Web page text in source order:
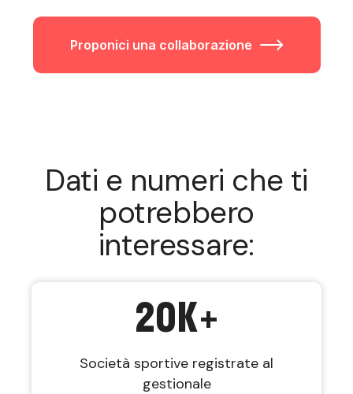
Proponici una collaborazione
Dati e numeri che ti
potrebbero
interessare:
20K+
Società sportive registrate al
gestionale